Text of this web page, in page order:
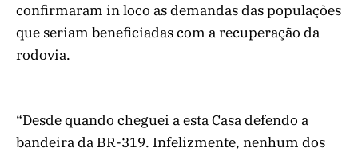
confirmaram in loco as demandas das populações
que seriam beneficiadas com a recuperação da
rodovia.
“Desde quando cheguei a esta Casa defendo a
bandeira da BR-319. Infelizmente, nenhum dos